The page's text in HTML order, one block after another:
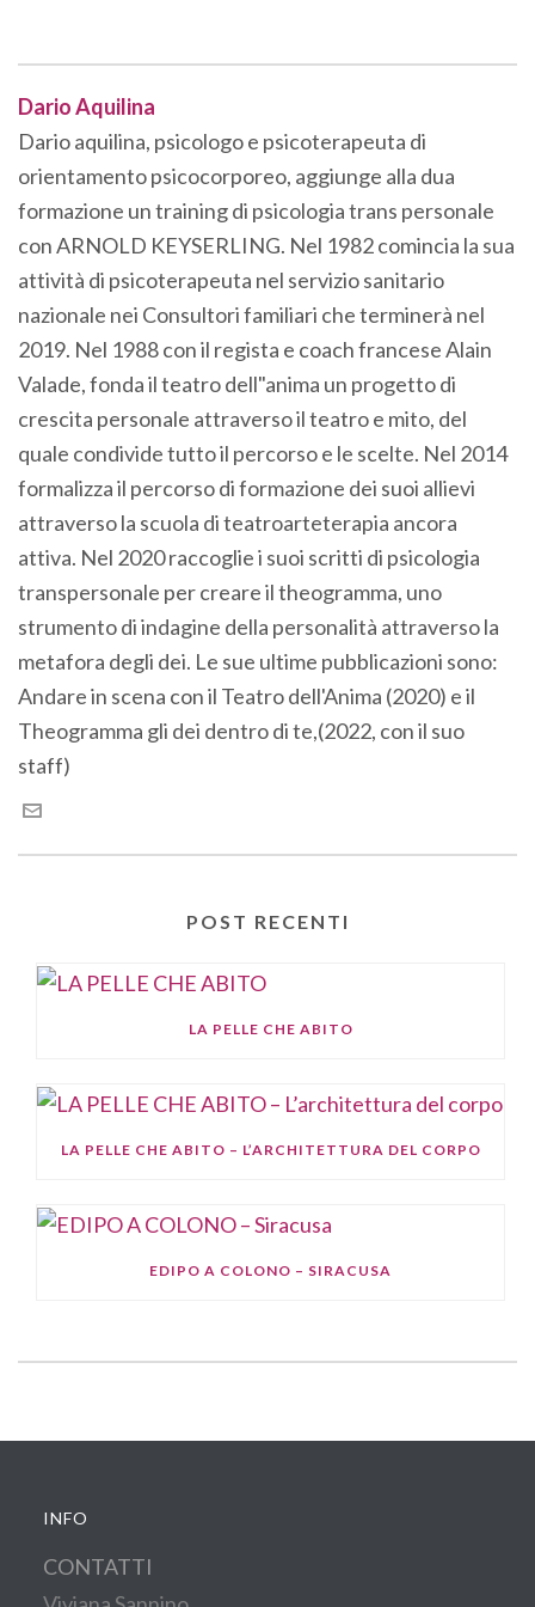
Dario Aquilina
Dario aquilina, psicologo e psicoterapeuta di
orientamento psicocorporeo, aggiunge alla dua
formazione un training di psicologia trans personale
con ARNOLD KEYSERLING. Nel 1982 comincia la sua
attività di psicoterapeuta nel servizio sanitario
nazionale nei Consultori familiari che terminerà nel
2019. Nel 1988 con il regista e coach francese Alain
Valade, fonda il teatro dell"anima un progetto di
crescita personale attraverso il teatro e mito, del
quale condivide tutto il percorso e le scelte. Nel 2014
formalizza il percorso di formazione dei suoi allievi
attraverso la scuola di teatroarteterapia ancora
attiva. Nel 2020 raccoglie i suoi scritti di psicologia
transpersonale per creare il theogramma, uno
strumento di indagine della personalità attraverso la
metafora degli dei. Le sue ultime pubblicazioni sono:
Andare in scena con il Teatro dell'Anima (2020) e il
Theogramma gli dei dentro di te,(2022, con il suo
staff)
POST RECENTI
LA PELLE CHE ABITO
LA PELLE CHE ABITO – L’ARCHITETTURA DEL CORPO
EDIPO A COLONO – SIRACUSA
INFO
CONTATTI